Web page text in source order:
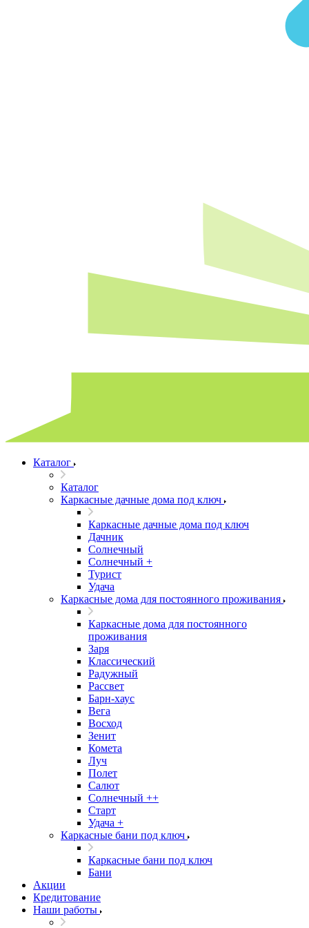
Каталог
Каталог
Каркасные дачные дома под ключ
Каркасные дачные дома под ключ
Дачник
Солнечный
Солнечный +
Турист
Удача
Каркасные дома для постоянного проживания
Каркасные дома для постоянного
проживания
Заря
Классический
Радужный
Рассвет
Барн-хаус
Вега
Восход
Зенит
Комета
Луч
Полет
Салют
Солнечный ++
Старт
Удача +
Каркасные бани под ключ
Каркасные бани под ключ
Бани
Акции
Кредитование
Наши работы